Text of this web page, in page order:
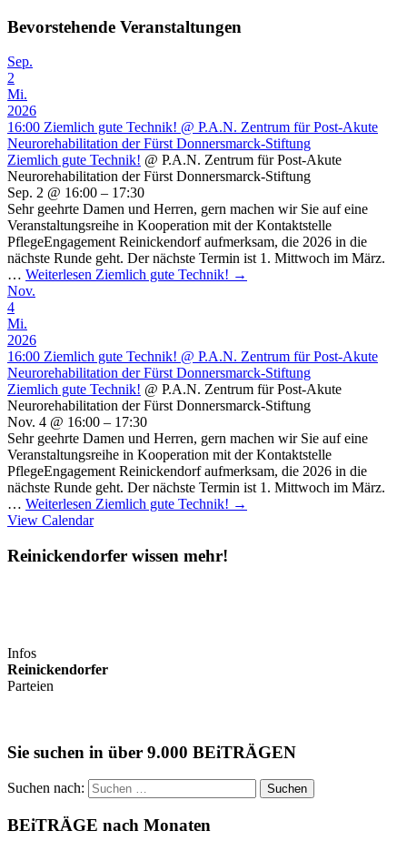
Bevorstehende Veranstaltungen
Sep.
2
Mi.
2026
16:00 Ziemlich gute Technik! @ P.A.N. Zentrum für Post-Akute
Neurorehabilitation der Fürst Donnersmarck-Stiftung
Ziemlich gute Technik! @ P.A.N. Zentrum für Post-Akute
Neurorehabilitation der Fürst Donnersmarck-Stiftung
Sep. 2 @ 16:00 – 17:30
Sehr geehrte Damen und Herren, gern machen wir Sie auf eine
Veranstaltungsreihe in Kooperation mit der Kontaktstelle
PflegeEngagement Reinickendorf aufmerksam, die 2026 in die
nächste Runde geht. Der nächste Termin ist 1. Mittwoch im März.
… Weiterlesen Ziemlich gute Technik! →
Nov.
4
Mi.
2026
16:00 Ziemlich gute Technik! @ P.A.N. Zentrum für Post-Akute
Neurorehabilitation der Fürst Donnersmarck-Stiftung
Ziemlich gute Technik! @ P.A.N. Zentrum für Post-Akute
Neurorehabilitation der Fürst Donnersmarck-Stiftung
Nov. 4 @ 16:00 – 17:30
Sehr geehrte Damen und Herren, gern machen wir Sie auf eine
Veranstaltungsreihe in Kooperation mit der Kontaktstelle
PflegeEngagement Reinickendorf aufmerksam, die 2026 in die
nächste Runde geht. Der nächste Termin ist 1. Mittwoch im März.
… Weiterlesen Ziemlich gute Technik! →
View Calendar
Reinickendorfer wissen mehr!
Infos
Reinickendorfer
Parteien
Sie suchen in über 9.000 BEiTRÄGEN
Suchen nach:
BEiTRÄGE nach Monaten